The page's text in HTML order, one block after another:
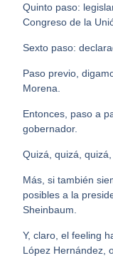
Quinto paso:
Congreso de la
Sexto paso:
Paso previo,
Morena.
Entonces, paso a
gobernador.
Quizá, quizá,
Más, si también
posibles a la
Sheinbaum.
Y, claro, el feeling
López Hernández,